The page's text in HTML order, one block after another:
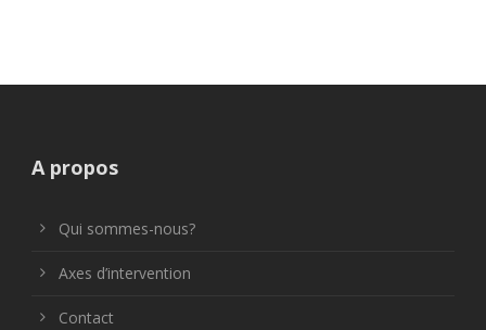
A propos
Qui sommes-nous?
Axes d’intervention
Contact